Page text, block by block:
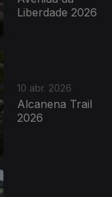
Liberdade 2026
10 abr. 2026
Alcanena Trail
2026